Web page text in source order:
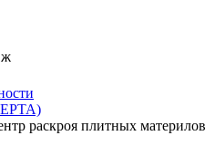
ж
раскроя плитных материлов